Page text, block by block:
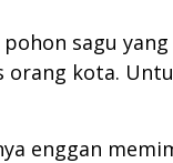
sagu
kota.
enggan